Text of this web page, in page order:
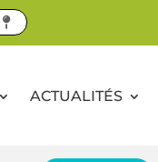
ACTUALITÉS